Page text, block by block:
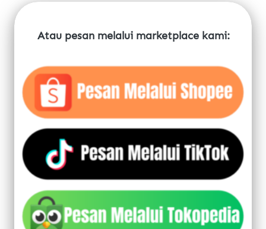
Atau pesan melalui marketplace kami: